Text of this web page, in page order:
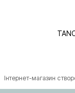
Інтернет-магазин